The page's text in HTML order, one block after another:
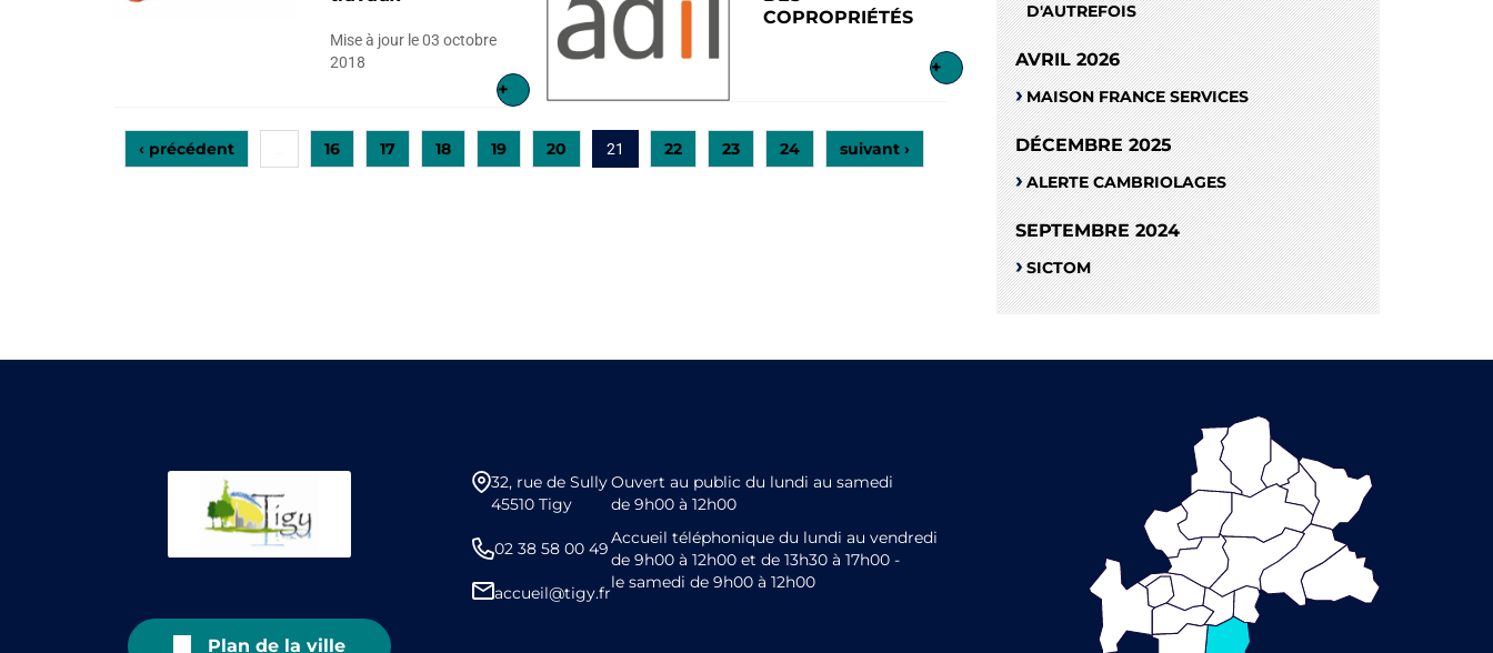
Mise à jour le 03 octobre
2018
+
COPROPRIÉTÉS
+
‹ précédent 16 17 18 19 20 21 22 23 24 suivant ›
D'AUTREFOIS
AVRIL 2026
MAISON FRANCE SERVICES
DÉCEMBRE 2025
ALERTE CAMBRIOLAGES
SEPTEMBRE 2024
SICTOM
Plan de la ville
32, rue de Sully
45510 Tigy
02 38 58 00 49
accueil@tigy.fr
Ouvert au public du lundi au samedi
de 9h00 à 12h00
Accueil téléphonique du lundi au vendredi
de 9h00 à 12h00 et de 13h30 à 17h00 -
le samedi de 9h00 à 12h00